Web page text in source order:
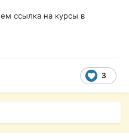
ссылка на курсы в
3